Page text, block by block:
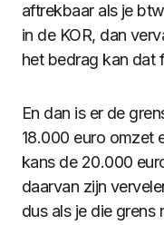
aftrekbaar als je
in de KOR, dan
het bedrag kan dat
En dan is er de
18.000 euro omzet
kans de 20.000
daarvan zijn
dus als je die